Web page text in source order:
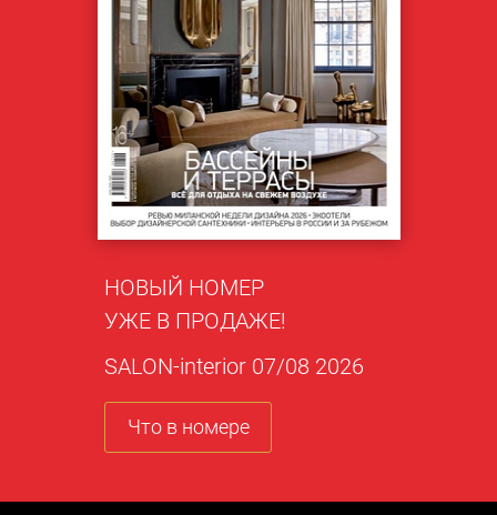
НОВЫЙ НОМЕР
УЖЕ В ПРОДАЖЕ!
SALON-interior 07/08 2026
Что в номере